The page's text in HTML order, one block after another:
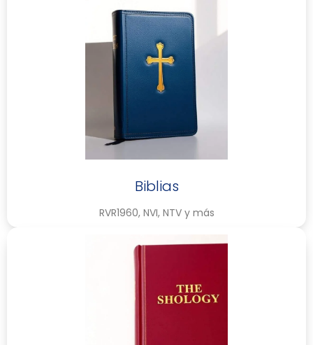
Biblias
RVR1960, NVI, NTV y más